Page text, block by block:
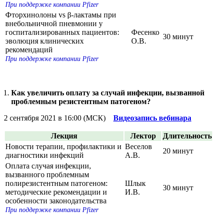
При поддержке компании Pfizer
Фторхинолоны vs β-лактамы при
внебольничной пневмонии у
госпитализированных пациентов:
эволюция клинических
рекомендаций
При поддержке компании Pfizer
Фесенко
О.В.
30 минут
Как увеличить оплату за случай инфекции, вызванной
проблемным резистентным патогеном?
2 сентября 2021 в 16:00 (МСК) Видеозапись вебинара
Лекция Лектор
Длительность
Новости терапии, профилактики и
диагностики инфекций
Веселов
А.В.
20 минут
Оплата случая инфекции,
вызванного проблемным
полирезистентным патогеном:
методические рекомендации и
особенности законодательства
При поддержке компании Pfizer
Шлык
И.В.
30 минут